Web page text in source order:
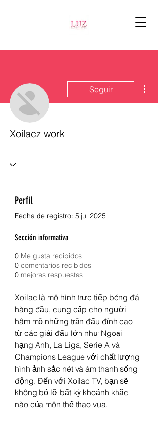
Seguir
Xoilacz work
Perfil
Fecha de registro: 5 jul 2025
Sección informativa
0 Me gusta recibidos
0 comentarios recibidos
0 mejores respuestas
Xoilac là mô hình trực tiếp bóng đá
hàng đầu, cung cấp cho người
hâm mộ những trận đấu đỉnh cao
từ các giải đấu lớn như Ngoại
hạng Anh, La Liga, Serie A và
Champions League với chất lượng
hình ảnh sắc nét và âm thanh sống
động. Đến với Xoilac TV, bạn sẽ
không bỏ lỡ bất kỳ khoảnh khắc
nào của môn thể thao vua.